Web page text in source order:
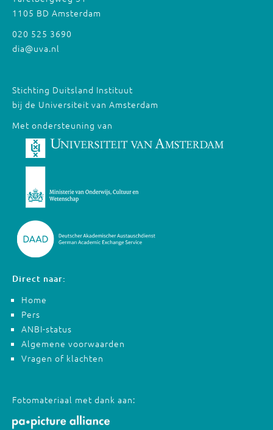
1105 BD Amsterdam
020 525 3690
dia@uva.nl
Stichting Duitsland Instituut
bij de Universiteit van Amsterdam
Met ondersteuning van
Direct naar:
Home
Pers
ANBI-status
Algemene voorwaarden
Vragen of klachten
Fotomateriaal met dank aan: